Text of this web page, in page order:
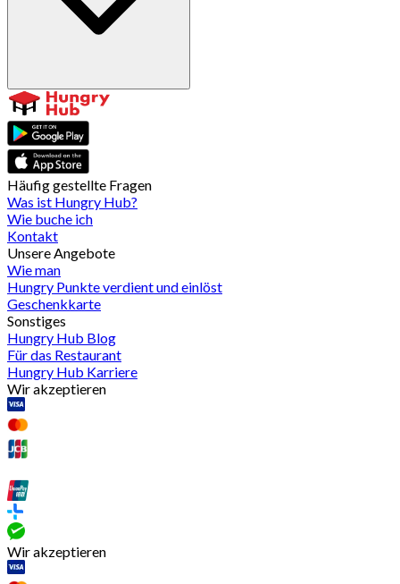
Häufig gestellte Fragen
Was ist Hungry Hub?
Wie buche ich
Kontakt
Unsere Angebote
Wie man
Hungry Punkte verdient und einlöst
Geschenkkarte
Sonstiges
Hungry Hub Blog
Für das Restaurant
Hungry Hub Karriere
Wir akzeptieren
Wir akzeptieren